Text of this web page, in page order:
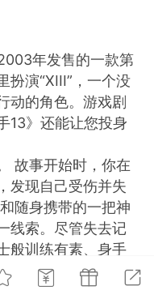
年发售的一款第
扮演“XIII”，一个没
动的角色。游戏剧
13》还能让您投身
故事开始时，你在
发现自己受伤并失
随身携带的一把神
线索。尽管失去记
般训练有素、身手
寻找过往的旅程，
的关键角色，且正